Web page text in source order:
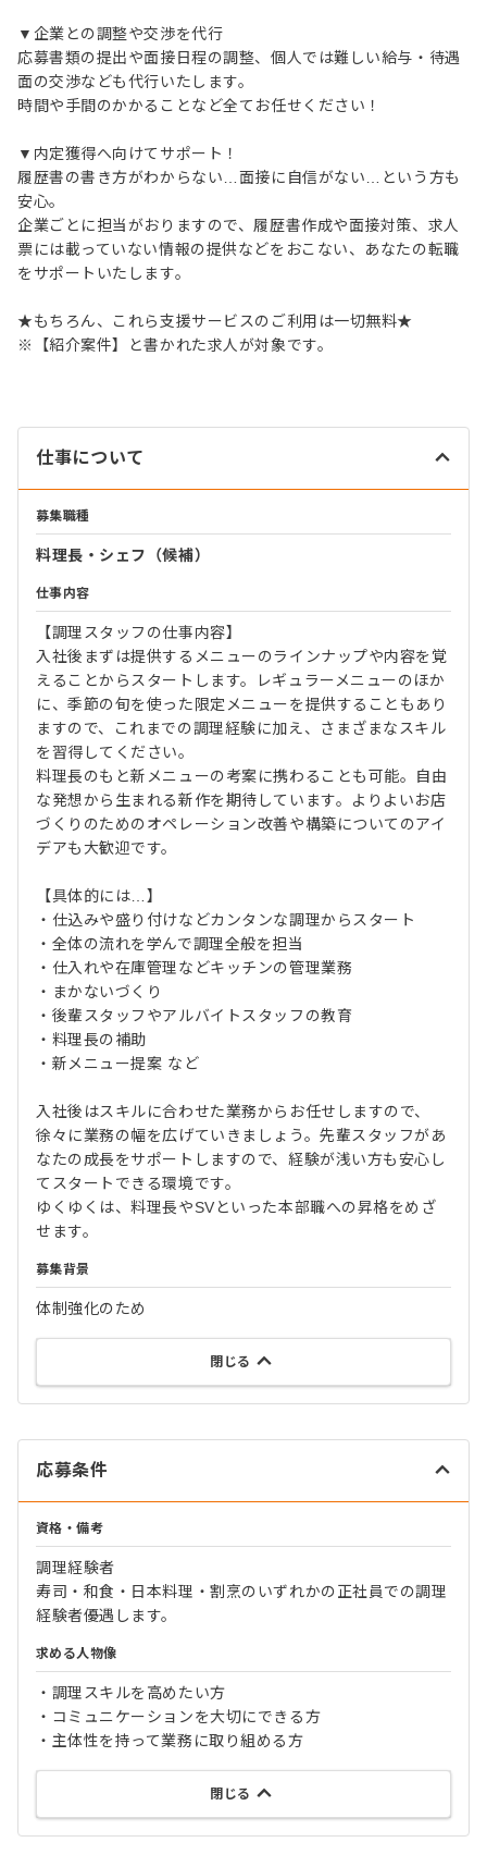
▼企業との調整や交渉を代行
応募書類の提出や面接日程の調整、個人では難しい給与・待遇
面の交渉なども代行いたします。
時間や手間のかかることなど全てお任せください！
▼内定獲得へ向けてサポート！
履歴書の書き方がわからない…面接に自信がない…という方も
安心。
企業ごとに担当がおりますので、履歴書作成や面接対策、求人
票には載っていない情報の提供などをおこない、あなたの転職
をサポートいたします。
★もちろん、これら支援サービスのご利用は一切無料★
※【紹介案件】と書かれた求人が対象です。
仕事について
募集職種
料理長・シェフ（候補）
仕事内容
【調理スタッフの仕事内容】
入社後まずは提供するメニューのラインナップや内容を覚
えることからスタートします。レギュラーメニューのほか
に、季節の旬を使った限定メニューを提供することもあり
ますので、これまでの調理経験に加え、さまざまなスキル
を習得してください。
料理長のもと新メニューの考案に携わることも可能。自由
な発想から生まれる新作を期待しています。よりよいお店
づくりのためのオペレーション改善や構築についてのアイ
デアも大歓迎です。
【具体的には…】
・仕込みや盛り付けなどカンタンな調理からスタート
・全体の流れを学んで調理全般を担当
・仕入れや在庫管理などキッチンの管理業務
・まかないづくり
・後輩スタッフやアルバイトスタッフの教育
・料理長の補助
・新メニュー提案 など
入社後はスキルに合わせた業務からお任せしますので、
徐々に業務の幅を広げていきましょう。先輩スタッフがあ
なたの成長をサポートしますので、経験が浅い方も安心し
てスタートできる環境です。
ゆくゆくは、料理長やSVといった本部職への昇格をめざ
せます。
募集背景
体制強化のため
閉じる
応募条件
資格・備考
調理経験者
寿司・和食・日本料理・割烹のいずれかの正社員での調理
経験者優遇します。
求める人物像
・調理スキルを高めたい方
・コミュニケーションを大切にできる方
・主体性を持って業務に取り組める方
閉じる